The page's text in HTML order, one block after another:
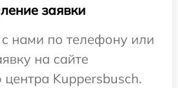
заявки
нами по телефону или
на сайте
центра Kuppersbusch.